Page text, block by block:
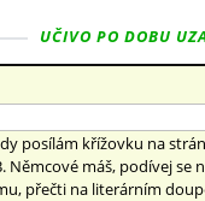
UČIVO PO DOBU
posílám křížovku na
máš, podívej se na
přečti na literárním